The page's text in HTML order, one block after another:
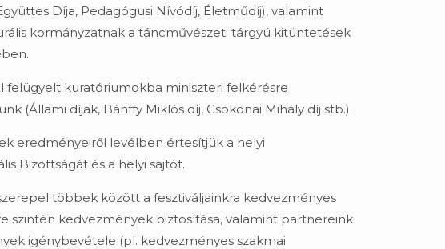
Díja, Pedagógusi Nívódíj, Életműdíj), valamint
kormányzatnak a táncművészeti tárgyú kitüntetések
felügyelt kuratóriumokba miniszteri felkérésre
(Állami díjak, Bánffy Miklós díj, Csokonai Mihály díj stb.).
eredményeiről levélben értesítjük a helyi
Bizottságát és a helyi sajtót.
többek között a fesztiváljainkra kedvezményes
szintén kedvezmények biztosítása, valamint partnereink
igénybevétele (pl. kedvezményes szakmai